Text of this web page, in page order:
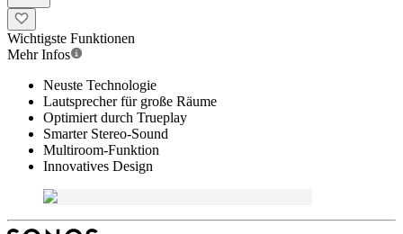
Wichtigste Funktionen
Mehr Infos
Neuste Technologie
Lautsprecher für große Räume
Optimiert durch Trueplay
Smarter Stereo-Sound
Multiroom-Funktion
Innovatives Design